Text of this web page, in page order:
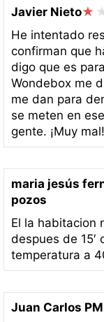
Javier Nieto
He intentado
confirman que
digo que es
Wondebox me
me dan para
se meten en
gente. ¡Muy mal!
maria jesús
pozos
El la habitacion
despues de 15′
temperatura a
Juan Carlos PM